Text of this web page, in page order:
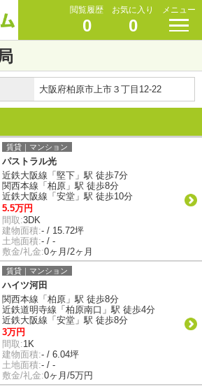
閲覧履歴
0
お気に入り
0
メニュー
大阪府柏原市上市３丁目12-22
賃貸｜マンション
パストラル光
近鉄大阪線「堅下」駅 徒歩7分
関西本線「柏原」駅 徒歩8分
近鉄大阪線「安堂」駅 徒歩10分
5.5万円
間取:3DK
建物面積:- / 15.72坪
土地面積:- / -
敷金/礼金:0ヶ月/2ヶ月
賃貸｜マンション
ハイツ河田
関西本線「柏原」駅 徒歩8分
近鉄道明寺線「柏原南口」駅 徒歩4分
近鉄大阪線「安堂」駅 徒歩8分
3万円
間取:1K
建物面積:- / 6.04坪
土地面積:- / -
敷金/礼金:0ヶ月/5万円